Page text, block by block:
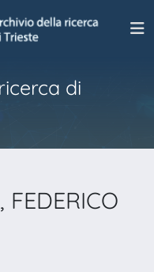
di
FEDERICO